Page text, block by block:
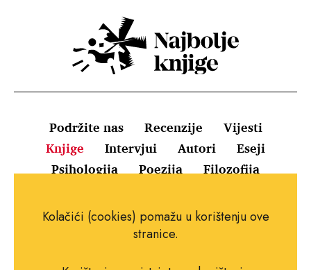
Podržite nas Recenzije
Vijesti
Knjige
Intervjui Autori
Eseji
Psihologija
Poezija Filozofija
Uvjeti korištenja
Pravila o kolačićima
Impressum
Kolačići (cookies) pomažu u korištenju ove
stranice.